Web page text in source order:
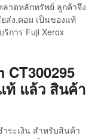
าดหลักทรัพย์ ลูกค้าจึง
ส่ง.คอม เป็นของแท้
การ Fuji Xerox
ท้ แล้ว สินค้า
ระเงิน สำหรับสินค้า